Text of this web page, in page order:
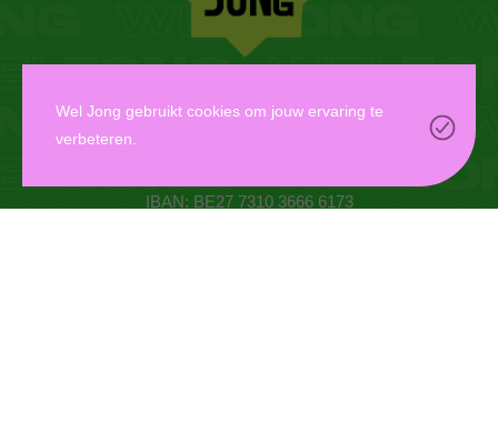
IBAN: BE27 7310 3666 6173
Wel Jong gebruikt cookies om jouw ervaring te
verbeteren.